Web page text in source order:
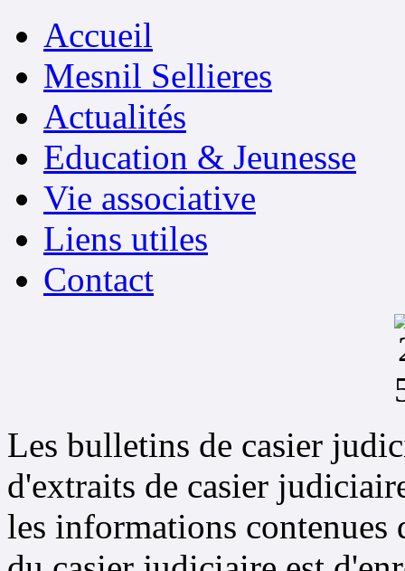
Accueil
Mesnil Sellieres
Actualités
Education & Jeunesse
Vie associative
Liens utiles
Contact
Les bulletins de casier
d'extraits de casier
les informations